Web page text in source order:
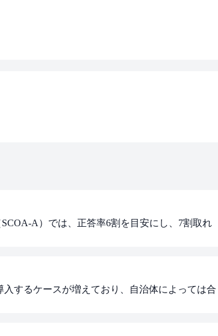
A）では、正答率6割を目安にし、7割取れ
するケースが増えており、自治体によっては合